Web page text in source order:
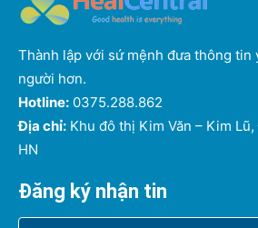
Thành lập với sứ mệnh đưa thông tin
người hơn.
Hotline: 0375.288.862
Địa chỉ: Khu đô thị Kim Văn – Kim
HN
Đăng ký nhận tin